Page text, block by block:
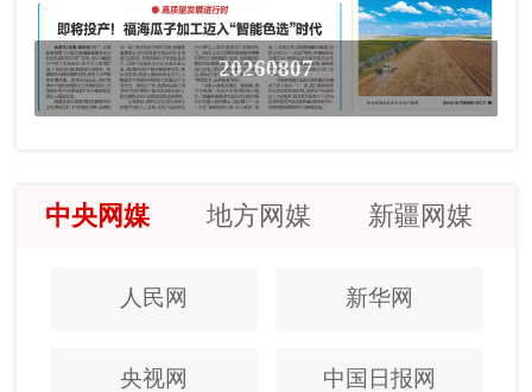
20260807
中央网媒 地方网媒 新疆网媒
人民网 新华网
央视网 中国日报网